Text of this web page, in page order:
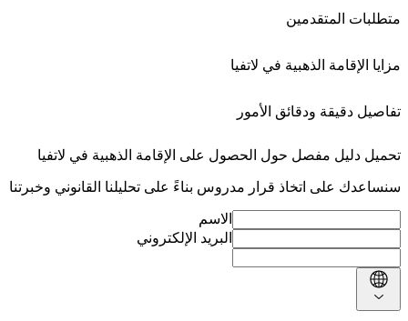
متطلبات المتقدمين
مزايا الإقامة الذهبية في لاتفيا
تفاصيل دقيقة ودقائق الأمور
تحميل دليل مفصل حول الحصول على الإقامة الذهبية في لاتفيا
سنساعدك على اتخاذ قرار مدروس بناءً على تحليلنا القانوني وخبرتنا
الاسم
البريد الإلكتروني